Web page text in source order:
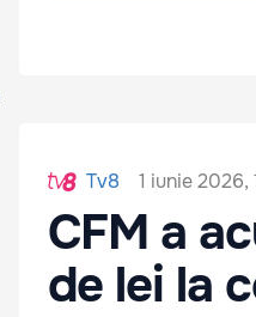
Tv8 1 iunie 2026,
CFM a
de lei la